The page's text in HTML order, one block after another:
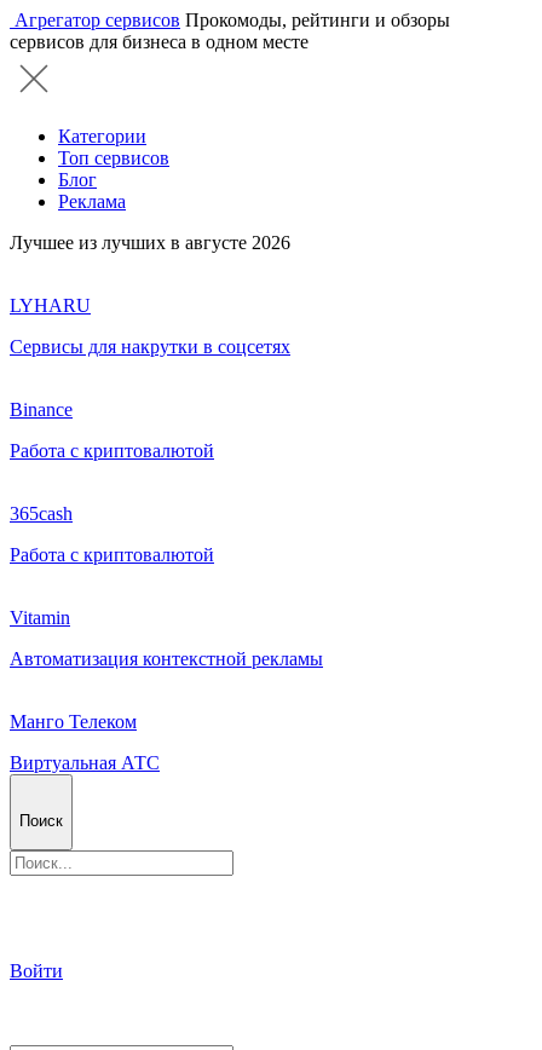
Агрегатор сервисов Прокомоды, рейтинги и обзоры
сервисов для бизнеса в одном месте
Категории
Топ сервисов
Блог
Реклама
Лучшее из лучших в августе 2026
LYHARU
Сервисы для накрутки в соцсетях
Binance
Работа с криптовалютой
365cash
Работа с криптовалютой
Vitamin
Автоматизация контекстной рекламы
Манго Телеком
Виртуальная АТС
Поиск
Войти